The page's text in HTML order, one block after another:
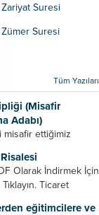
Zariyat Suresi
Zümer Suresi
Tüm Yazıları
(Misafir
Adabı)
misafir ettiğimiz
hususlar. 1.
kişiyi son
Durumuna
önce, bir hafta
Olarak İndirmek İçin
Tıklayın. Ticaret
eğitimcilere ve